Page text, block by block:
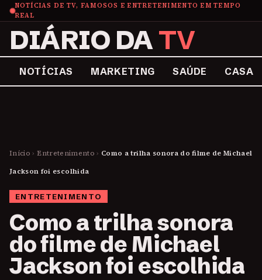
NOTÍCIAS DE TV, FAMOSOS E ENTRETENIMENTO EM TEMPO
REAL
DIÁRIO DATV
NOTÍCIAS MARKETING SAÚDE CASA
Início › Entretenimento › Como a trilha sonora do filme de Michael
Jackson foi escolhida
ENTRETENIMENTO
Como a trilha sonora
do filme de Michael
Jackson foi escolhida